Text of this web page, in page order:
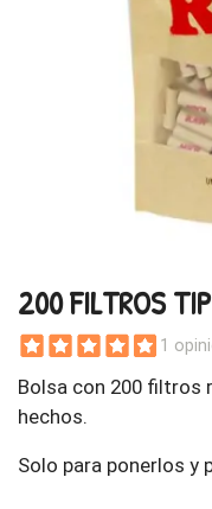
200 FILTROS
1
Bolsa con 200 filtros
hechos.
Solo para ponerlos y